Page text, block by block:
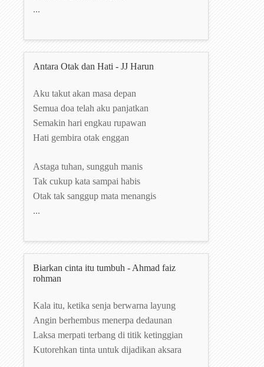
...
Antara Otak dan Hati - JJ Harun
Aku takut akan masa depan
Semua doa telah aku panjatkan
Semakin hari engkau rupawan
Hati gembira otak enggan
Astaga tuhan, sungguh manis
Tak cukup kata sampai habis
Otak tak sanggup mata menangis
...
Biarkan cinta itu tumbuh - Ahmad faiz
rohman
Kala itu, ketika senja berwarna layung
Angin berhembus menerpa dedaunan
Laksa merpati terbang di titik ketinggian
Kutorehkan tinta untuk dijadikan aksara